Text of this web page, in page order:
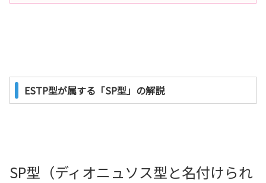
ESTP型が属する「SP型」の解説
SP型（ディオニュソス型と名付けられ